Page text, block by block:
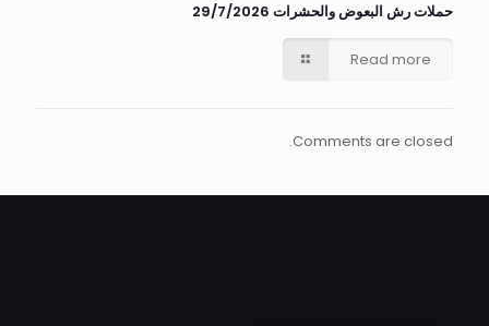
حملات رش البعوض والحشرات 29/7/2026
Read more
Comments are closed.